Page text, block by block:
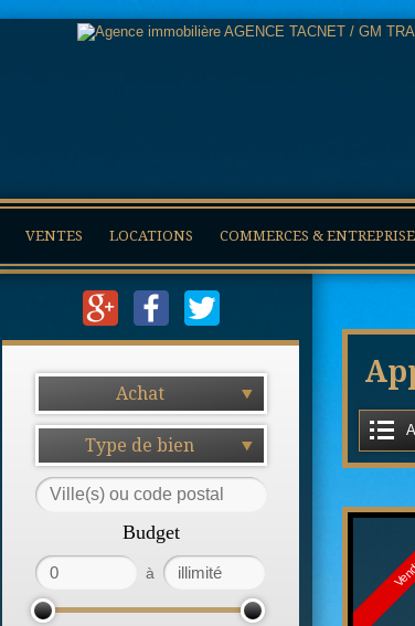
VENTES LOCATIONS COMMERCES &
Achat
Type de bien
Budget
à